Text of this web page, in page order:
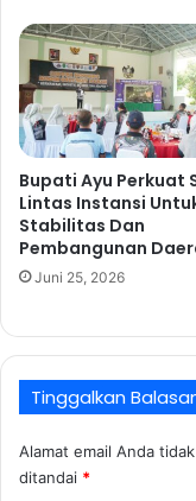
r
n
t
a
s
a
n
K
o
r
p
s
i
h
u
n
S
o
l
i
a
r
i
a
A
S
L
w
a
Bupati Ayu Perkuat
Lintas Instansi
Stabilitas Dan
Pembangunan
Juni 25, 2026
Tinggalkan
Alamat email Anda
ditandai *